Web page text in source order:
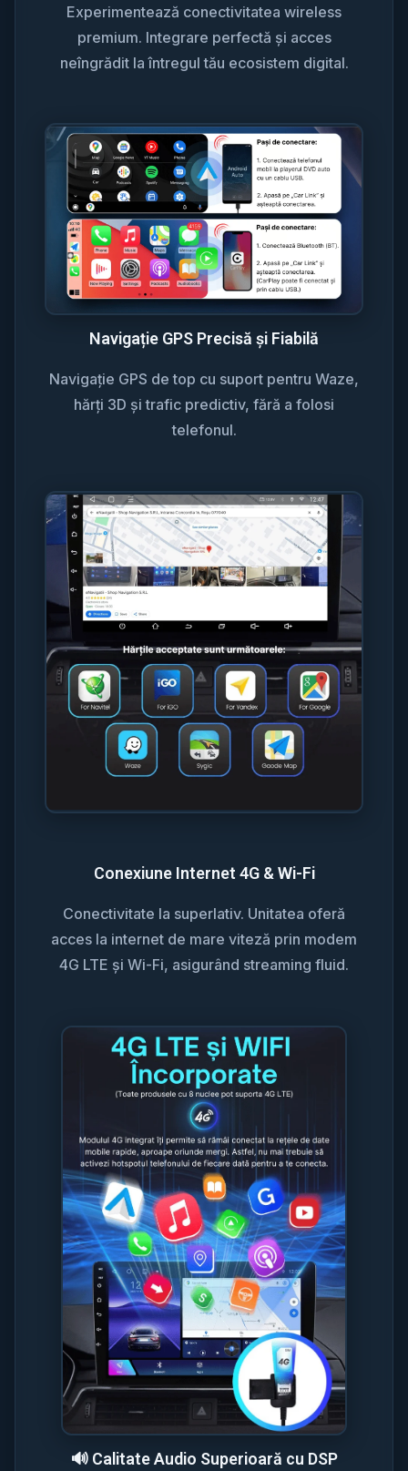
Experimentează conectivitatea wireless
premium. Integrare perfectă și acces
neîngrădit la întregul tău ecosistem digital.
Navigație GPS Precisă și Fiabilă
Navigație GPS de top cu suport pentru Waze,
hărți 3D și trafic predictiv, fără a folosi
telefonul.
Conexiune Internet 4G & Wi-Fi
Conectivitate la superlativ. Unitatea oferă
acces la internet de mare viteză prin modem
4G LTE și Wi-Fi, asigurând streaming fluid.
🔊 Calitate Audio Superioară cu DSP